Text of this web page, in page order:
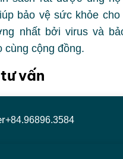
bảo vệ sức khỏe
nhất bởi virus và
cùng cộng đồng.
vấn
+84.96896.3584